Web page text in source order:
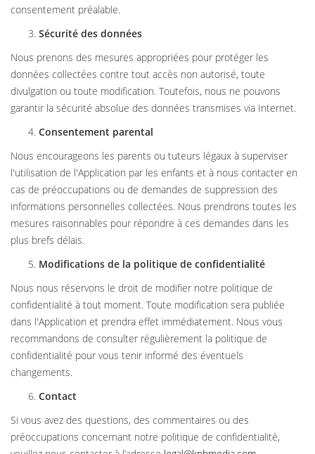
consentement préalable.
Sécurité des données
Nous prenons des mesures appropriées pour protéger les
données collectées contre tout accès non autorisé, toute
divulgation ou toute modification. Toutefois, nous ne pouvons
garantir la sécurité absolue des données transmises via Internet.
Consentement parental
Nous encourageons les parents ou tuteurs légaux à superviser
l'utilisation de l'Application par les enfants et à nous contacter en
cas de préoccupations ou de demandes de suppression des
informations personnelles collectées. Nous prendrons toutes les
mesures raisonnables pour répondre à ces demandes dans les
plus brefs délais.
Modifications de la politique de confidentialité
Nous nous réservons le droit de modifier notre politique de
confidentialité à tout moment. Toute modification sera publiée
dans l'Application et prendra effet immédiatement. Nous vous
recommandons de consulter régulièrement la politique de
confidentialité pour vous tenir informé des éventuels
changements.
Contact
Si vous avez des questions, des commentaires ou des
préoccupations concernant notre politique de confidentialité,